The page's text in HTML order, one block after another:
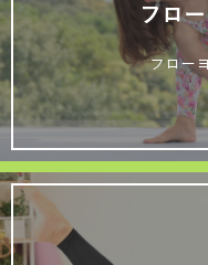
フロ
フロー